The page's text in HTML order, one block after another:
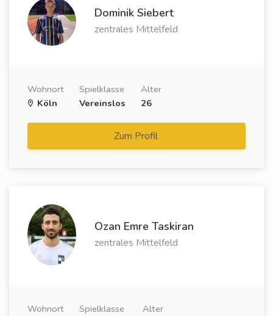
Dominik Siebert
zentrales Mittelfeld
Wohnort
Köln
Spielklasse
Vereinslos
Alter
26
Zum Profil
Ozan Emre Taskiran
zentrales Mittelfeld
Wohnort
Spielklasse
Alter